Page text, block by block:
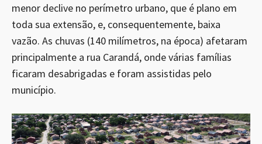
menor declive no perímetro urbano, que é plano em
toda sua extensão, e, consequentemente, baixa
vazão. As chuvas (140 milímetros, na época) afetaram
principalmente a rua Carandá, onde várias famílias
ficaram desabrigadas e foram assistidas pelo
município.